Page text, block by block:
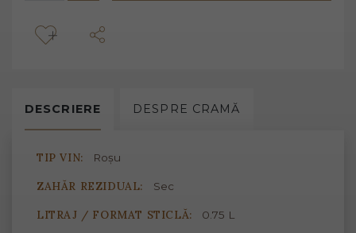
DESCRIERE DESPRE CRAMĂ
TIP VIN: Roșu
ZAHĂR REZIDUAL: Sec
LITRAJ / FORMAT STICLĂ: 0.75 L